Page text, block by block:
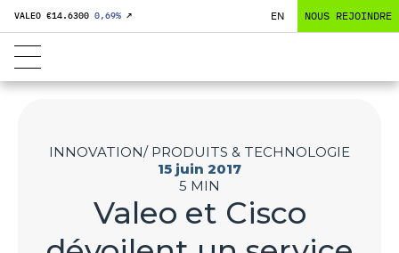
VALEO €14.6300 0,69% ↗ EN NOUS REJOINDRE
INNOVATION/ PRODUITS & TECHNOLOGIE
15 juin 2017
5 MIN
Valeo et Cisco